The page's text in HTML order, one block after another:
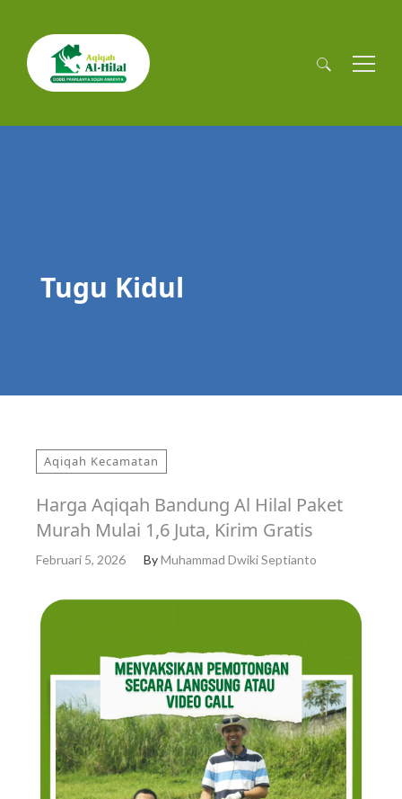
Cari
Tugu Kidul
Aqiqah Kecamatan
Harga Aqiqah Bandung Al Hilal Paket
Murah Mulai 1,6 Juta, Kirim Gratis
Februari 5, 2026 ByMuhammad Dwiki Septianto